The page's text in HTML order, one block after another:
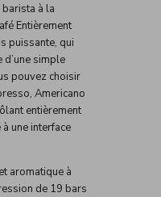
à la
Entièrement
puissante, qui
simple
pouvez choisir
Americano
entièrement
une interface
aromatique à
de 19 bars